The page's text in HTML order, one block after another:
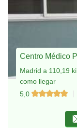
Centro Médico
Madrid a 110,19
como llegar
5,0